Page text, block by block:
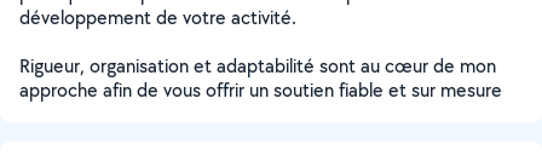
développement de votre activité.
Rigueur, organisation et adaptabilité sont au cœur de mon
approche afin de vous offrir un soutien fiable et sur mesure